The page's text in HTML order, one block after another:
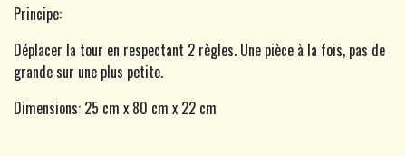
Principe:
Déplacer la tour en respectant 2 règles. Une pièce à la fois, pas de
grande sur une plus petite.
Dimensions: 25 cm x 80 cm x 22 cm